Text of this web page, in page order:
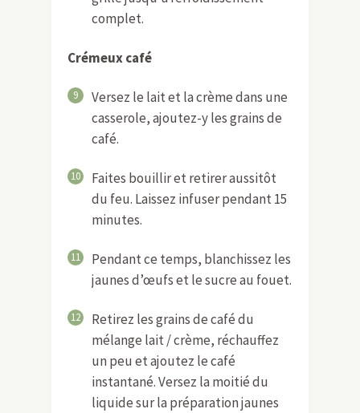
complet.
Crémeux café
9
Versez le lait et la crème dans une
casserole, ajoutez-y les grains de
café.
10
Faites bouillir et retirer aussitôt
du feu. Laissez infuser pendant 15
minutes.
11
Pendant ce temps, blanchissez les
jaunes d’œufs et le sucre au fouet.
12
Retirez les grains de café du
mélange lait / crème, réchauffez
un peu et ajoutez le café
instantané. Versez la moitié du
liquide sur la préparation jaunes